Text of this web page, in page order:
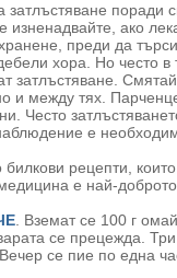
затлъстяване поради
изненадвайте, ако
преди да
хора. Но често
затлъстяване.
и между тях.
Често
е
билкови рецепти,
е най-
. Вземат се 100 г
се прецежда.
се пие по една